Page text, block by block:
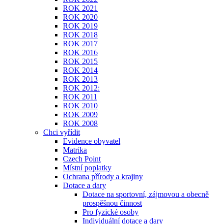
ROK 2021
ROK 2020
ROK 2019
ROK 2018
ROK 2017
ROK 2016
ROK 2015
ROK 2014
ROK 2013
ROK 2012:
ROK 2011
ROK 2010
ROK 2009
ROK 2008
Chci vyřídit
Evidence obyvatel
Matrika
Czech Point
Místní poplatky
Ochrana přírody a krajiny
Dotace a dary
Dotace na sportovní, zájmovou a obecně
prospěšnou činnost
Pro fyzické osoby
Individuální dotace a dary